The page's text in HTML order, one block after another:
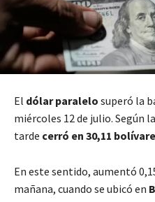
El dólar paralelo superó la
miércoles 12 de julio. Según
tarde cerró en 30,11
En este sentido, aumentó
mañana, cuando se ubicó en